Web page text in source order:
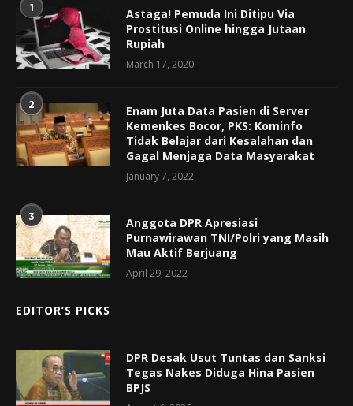
1
Astaga! Pemuda Ini Ditipu Via
Prostitusi Online hingga Jutaan
Rupiah
March 17, 2020
2
Enam Juta Data Pasien di Server
Kemenkes Bocor, PKS: Kominfo
Tidak Belajar dari Kesalahan dan
Gagal Menjaga Data Masyarakat
January 7, 2022
3
Anggota DPR Apresiasi
Purnawirawan TNI/Polri yang Masih
Mau Aktif Berjuang
April 29, 2022
EDITOR’S PICKS
DPR Desak Usut Tuntas dan Sanksi
Tegas Nakes Diduga Hina Pasien
BPJS